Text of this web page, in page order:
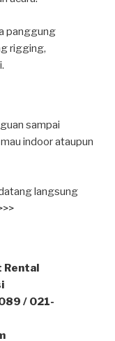
panggung
rigging,
sampai
indoor ataupun
langsung
Rental
/ 021-